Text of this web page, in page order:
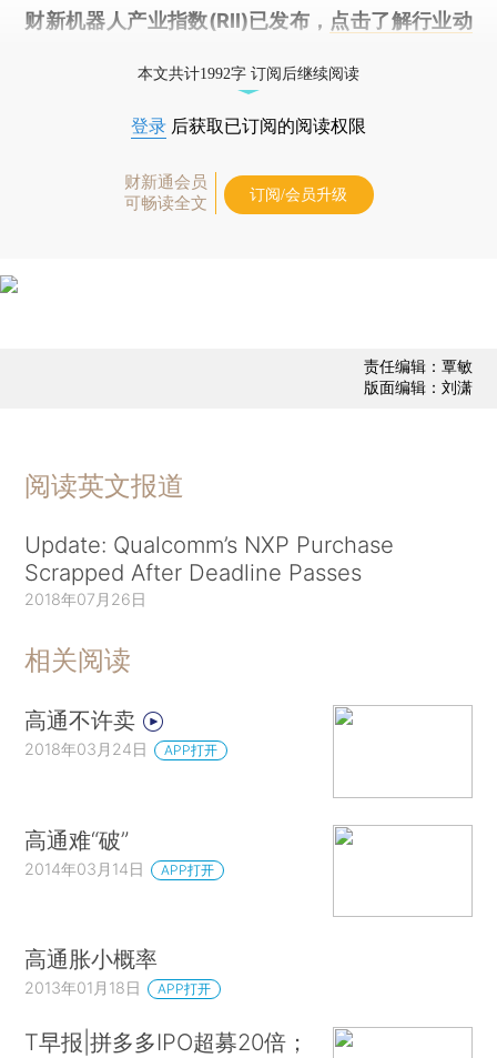
财新机器人产业指数(RII)已发布， 点击了解行业动
本文共计1992字 订阅后继续阅读
登录 后获取已订阅的阅读权限
财新通会员
可畅读全文
订阅/会员升级
责任编辑：覃敏
版面编辑：刘潇
阅读英文报道
Update: Qualcomm’s NXP Purchase
Scrapped After Deadline Passes
2018年07月26日
相关阅读
高通不许卖
2018年03月24日 APP打开
高通难“破”
2014年03月14日 APP打开
高通胀小概率
2013年01月18日 APP打开
T早报|拼多多IPO超募20倍；